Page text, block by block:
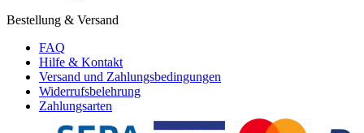
Bestellung & Versand
FAQ
Hilfe & Kontakt
Versand und Zahlungsbedingungen
Widerrufsbelehrung
Zahlungsarten